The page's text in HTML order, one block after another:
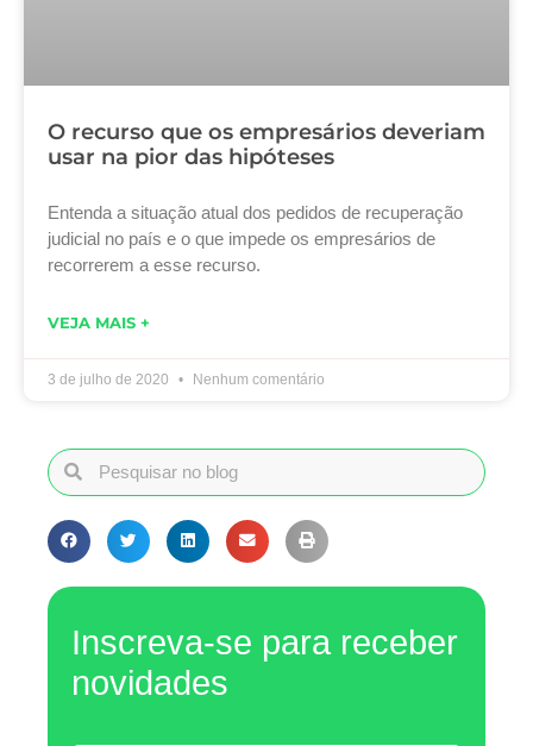
O recurso que os empresários deveriam
usar na pior das hipóteses
Entenda a situação atual dos pedidos de recuperação
judicial no país e o que impede os empresários de
recorrerem a esse recurso.
VEJA MAIS +
3 de julho de 2020 Nenhum comentário
Inscreva-se para receber
novidades